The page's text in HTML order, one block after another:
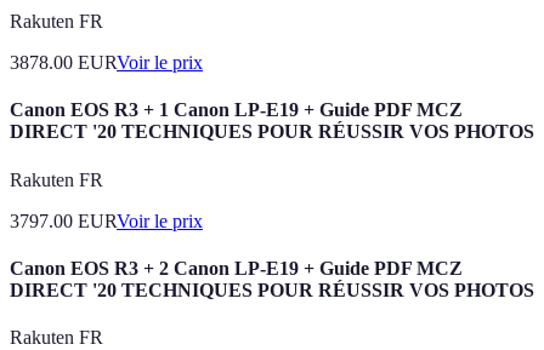
Rakuten FR
3878.00 EURVoir le prix
Canon EOS R3 + 1 Canon LP-E19 + Guide PDF MCZ
DIRECT '20 TECHNIQUES POUR RÉUSSIR VOS PHOTOS
Rakuten FR
3797.00 EURVoir le prix
Canon EOS R3 + 2 Canon LP-E19 + Guide PDF MCZ
DIRECT '20 TECHNIQUES POUR RÉUSSIR VOS PHOTOS
Rakuten FR